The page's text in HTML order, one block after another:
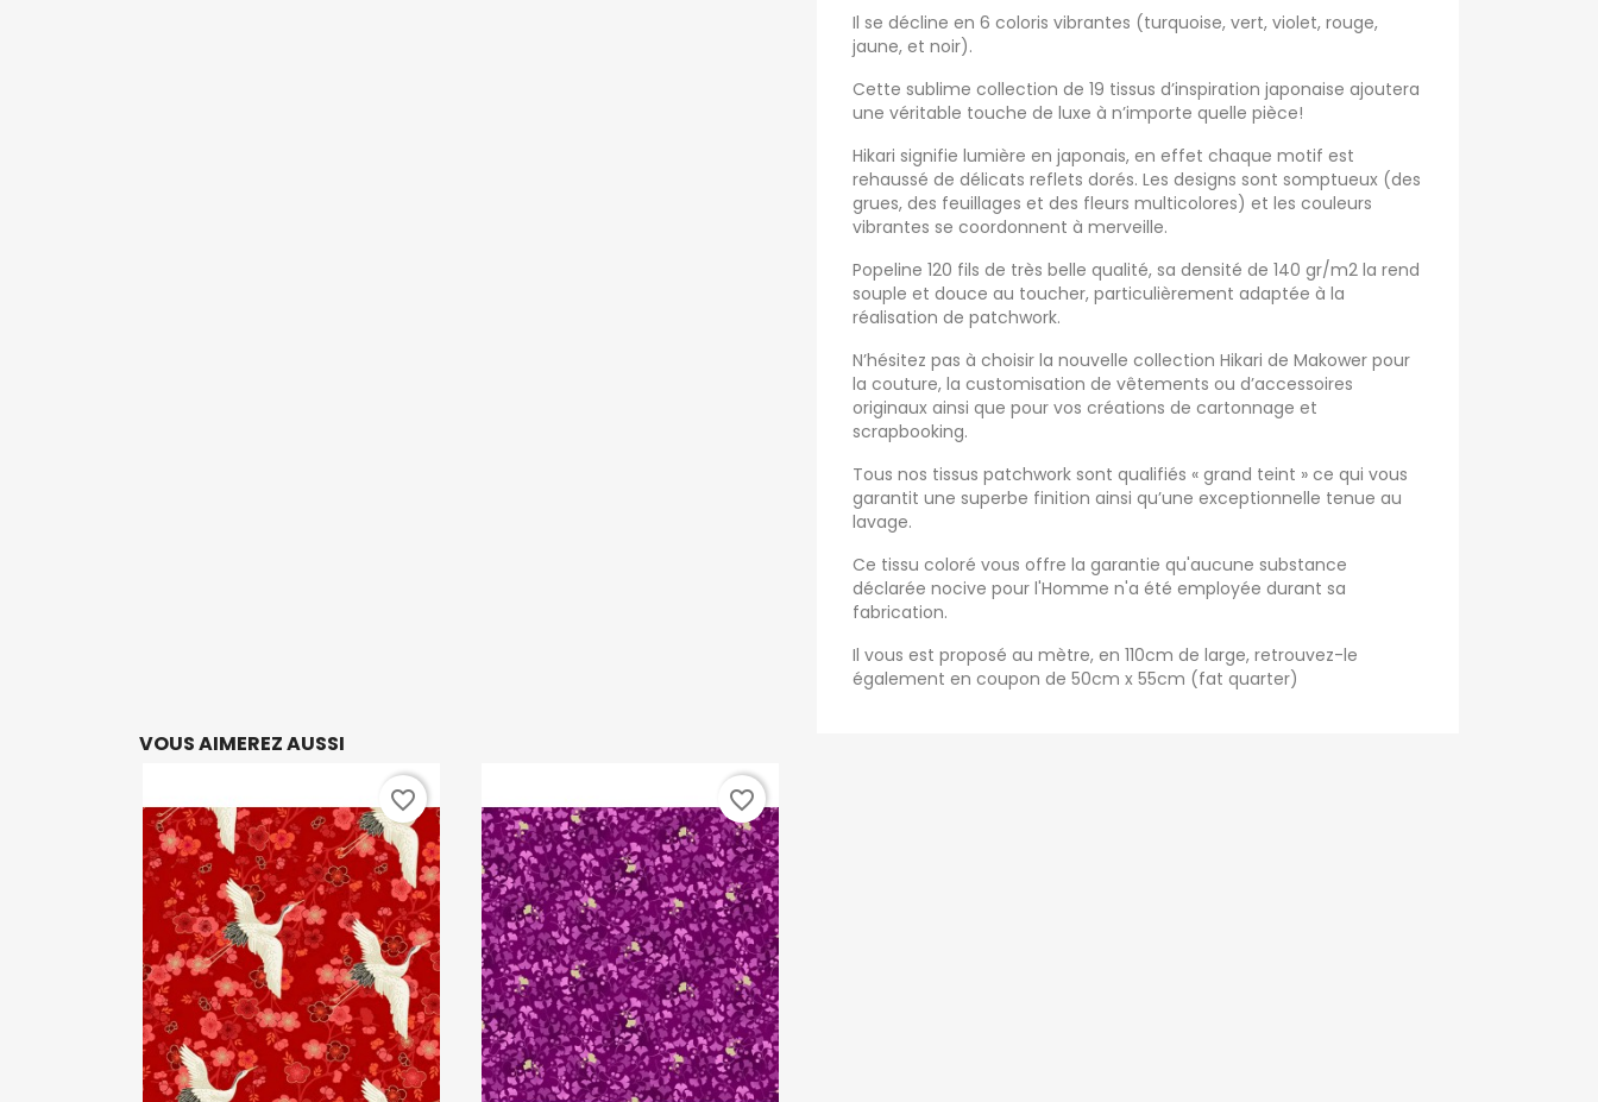
Il se décline en 6 coloris vibrantes (turquoise, vert, violet, rouge,
jaune, et noir).
Cette sublime collection de 19 tissus d’inspiration japonaise ajoutera
une véritable touche de luxe à n’importe quelle pièce!
Hikari signifie lumière en japonais, en effet chaque motif est
rehaussé de délicats reflets dorés. Les designs sont somptueux (des
grues, des feuillages et des fleurs multicolores) et les couleurs
vibrantes se coordonnent à merveille.
Popeline 120 fils de très belle qualité, sa densité de 140 gr/m2 la rend
souple et douce au toucher, particulièrement adaptée à la
réalisation de patchwork.
N’hésitez pas à choisir la nouvelle collection Hikari de Makower pour
la couture, la customisation de vêtements ou d’accessoires
originaux ainsi que pour vos créations de cartonnage et
scrapbooking.
Tous nos tissus patchwork sont qualifiés « grand teint » ce qui vous
garantit une superbe finition ainsi qu’une exceptionnelle tenue au
lavage.
Ce tissu coloré vous offre la garantie qu'aucune substance
déclarée nocive pour l'Homme n'a été employée durant sa
fabrication.
Il vous est proposé au mètre, en 110cm de large, retrouvez-le
également en coupon de 50cm x 55cm (fat quarter)
VOUS AIMEREZ AUSSI
favorite_border favorite_border